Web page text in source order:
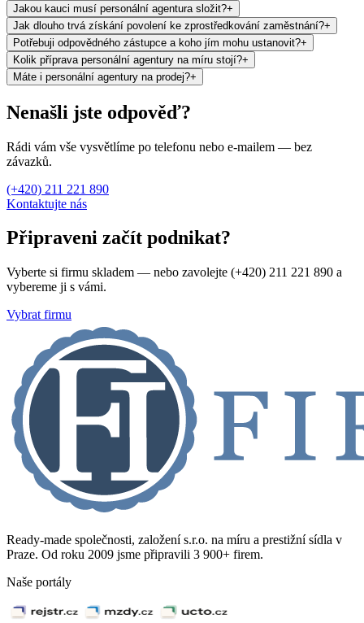
Jakou kauci musí personální agentura složit?+
Jak dlouho trvá získání povolení ke zprostředkování zaměstnání?+
Potřebuji odpovědného zástupce a koho jím mohu ustanovit?+
Kolik příprava personální agentury na míru stojí?+
Máte i personální agentury na prodej?+
Nenašli jste odpověď?
Rádi vám vše vysvětlíme po telefonu nebo e-mailem — bez
závazků.
(+420) 211 221 890
Kontaktujte nás
Připraveni začít podnikat?
Vyberte si firmu skladem — nebo zavolejte (+420) 211 221 890 a
vybereme ji s vámi.
Vybrat firmu
Ready-made společnosti, založení s.r.o. na míru a prestižní sídla v
Praze. Od roku 2009 jsme připravili 3 900+ firem.
Naše portály